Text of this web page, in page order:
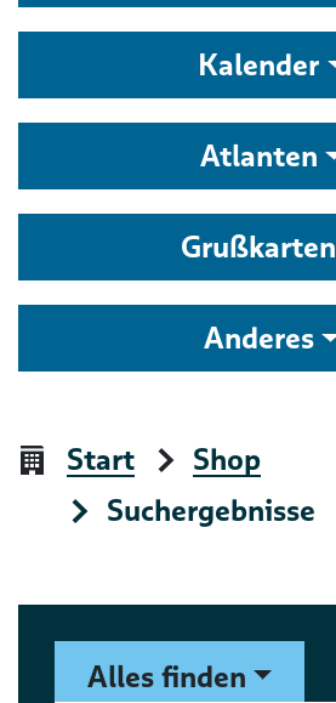
Kalender
Atlanten
Grußkarten
Anderes
Start
Shop
Suchergebnisse
Suchformular
Alles finden
Suchbegriff